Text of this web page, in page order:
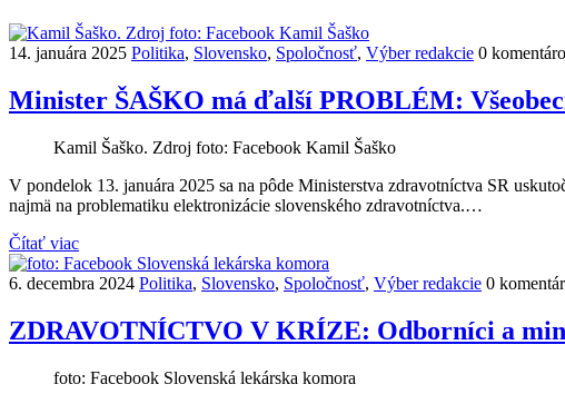
14. januára 2025 Politika, Slovensko, Spoločnosť, Výber redakcie 0
Minister ŠAŠKO má ďalší PROBLÉM:
Kamil Šaško. Zdroj foto: Facebook Kamil Šaško
V pondelok 13. januára 2025 sa na pôde Ministerstva zdravotníctva SR
najmä na problematiku elektronizácie slovenského zdravotníctva.…
Čítať viac
6. decembra 2024 Politika, Slovensko, Spoločnosť, Výber redakcie 0
ZDRAVOTNÍCTVO V KRÍZE: Odborníci a
foto: Facebook Slovenská lekárska komora